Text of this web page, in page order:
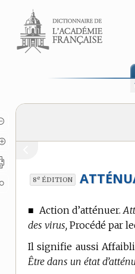
Aller au contenu
8e ÉDITION
■ Action d’atténuer.
des virus, Procédé par
Il signifie aussi
Être dans un état